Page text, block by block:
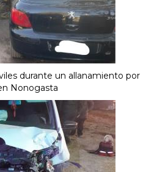
durante un allanamiento por
Nonogasta